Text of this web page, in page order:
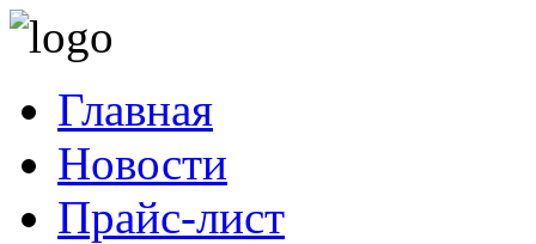
Главная
Новости
Прайс-лист